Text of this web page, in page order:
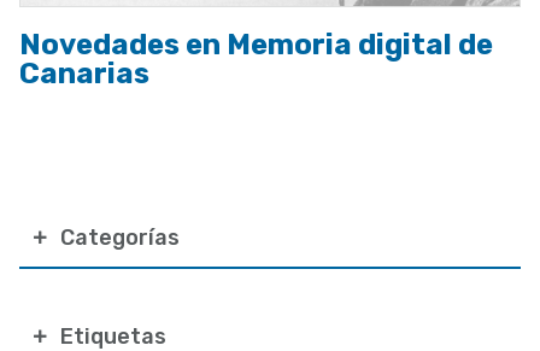
Categorías
Etiquetas
Novedades en Memoria digital de
Canarias